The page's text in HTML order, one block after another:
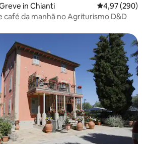
in Chianti 4,97 de uma
4,97 (290)
café da manhã no Agriturismo D&D